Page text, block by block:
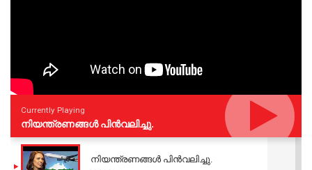
Currently Playing
നിയന്ത്രണങ്ങള്‍ പിന്‍വലിച്ചു.
നിയന്ത്രണങ്ങള്‍ പിന്‍വലിച്ചു.